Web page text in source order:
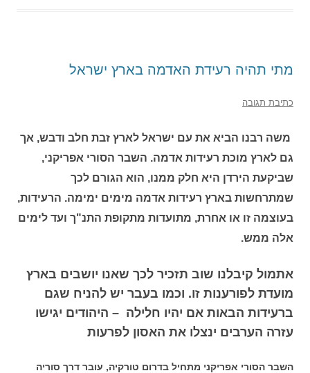
מתי תהיה רעידת האדמה בארץ ישראל
כתיבת תגובה
משה רבנו הביא את עם ישראל לארץ זבת חלב ודבש, אך
גם לארץ מוכת רעידות אדמה. השבר הסורי אפריקני,
שביקעת הירדן היא חלק ממנו, הוא הגורם לכך
שמתרחשות בארץ רעידות אדמה מימים ימימה. הרעידות,
בעוצמה זו או אחרת, מתועדות מתקופת התנ"ך ועד לימים
אלה ממש.
אתמול קיבלנו שוב תזכיר לכך שאנו יושבים בארץ
מועדת לפורענות זו. וכמו בעבר יש להניח שגם
ברעידות הבאות אם יהיו חלילה – היהודים יגישו
עזרה הערבים ינצלו את האסון לפרעות
השבר הסורי אפריקני מתחיל בדרום טורקיה, עובר דרך סוריה